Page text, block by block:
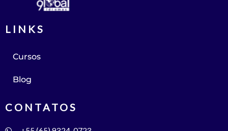
LINKS
Cursos
Blog
CONTATOS